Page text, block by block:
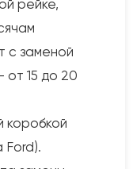
рейке,
с заменой
от 15 до 20
коробкой
Ford).